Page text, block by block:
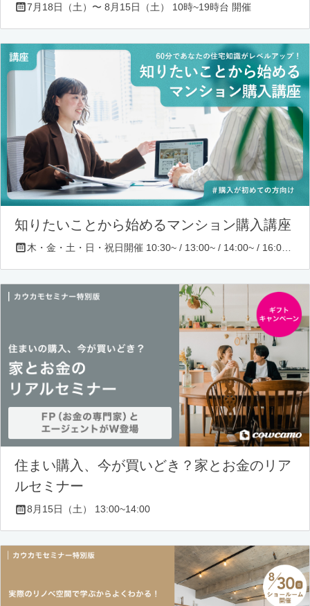
7月18日（土）〜 8月15日（土） 10時~19時台 開催
知りたいことから始めるマンション購入講座
住まい購入、今が買いどき？家とお金のリア
ルセミナー
8月15日（土） 13:00~14:00